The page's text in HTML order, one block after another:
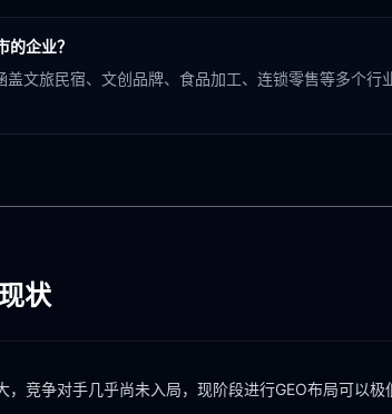
企业？
盖文旅民宿、文创品牌、食品加工、连锁零售等多个
状
竞争对手几乎尚未入局，现阶段进行GEO布局可以极